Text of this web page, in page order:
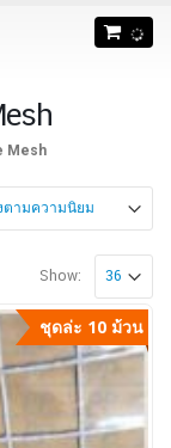
Mesh
Show:
ชุดล่ะ 10 ม้วน